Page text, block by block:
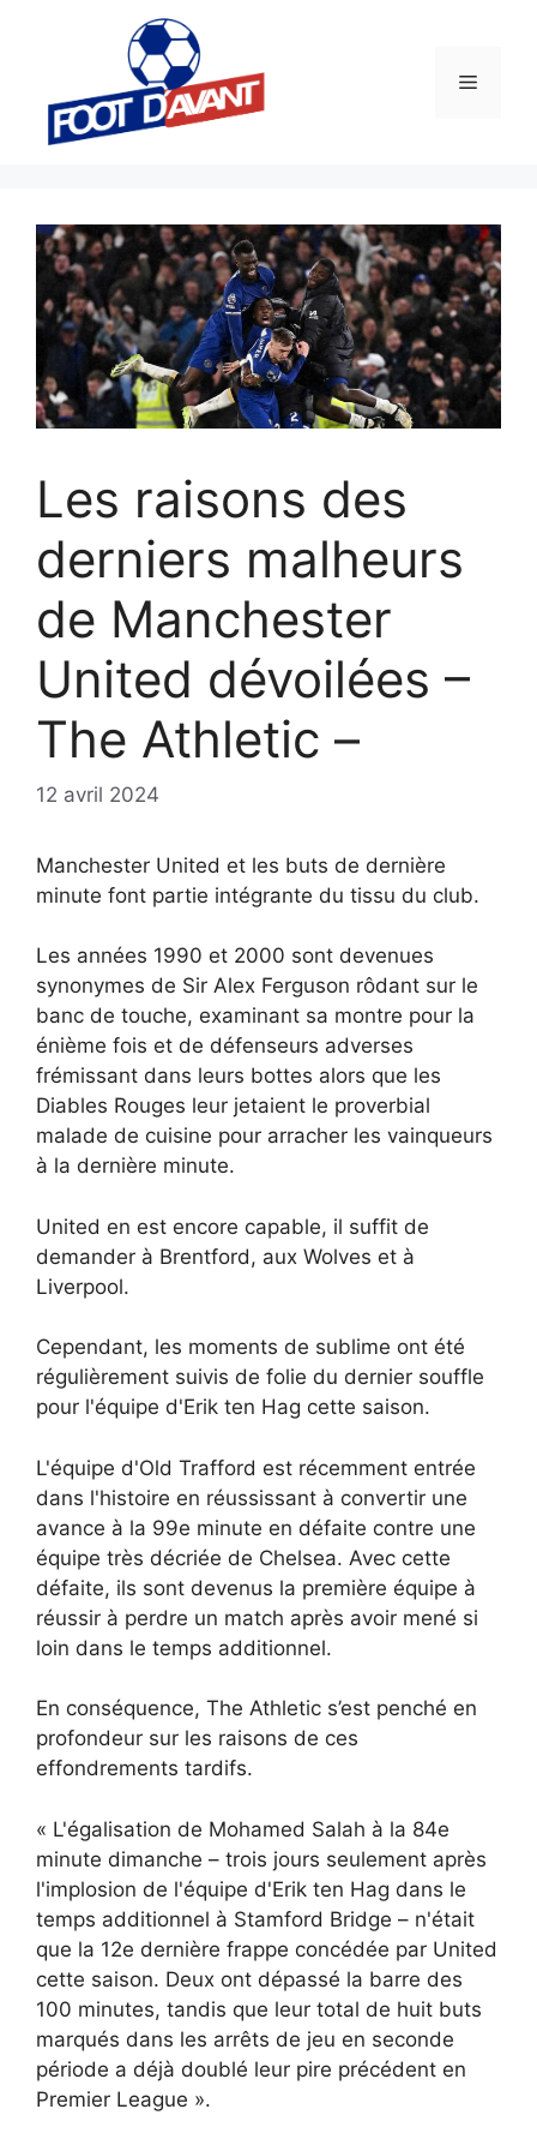
Menu
Les raisons des
derniers malheurs
de Manchester
United dévoilées –
The Athletic –
12 avril 2024
Manchester United et les buts de dernière
minute font partie intégrante du tissu du club.
Les années 1990 et 2000 sont devenues
synonymes de Sir Alex Ferguson rôdant sur le
banc de touche, examinant sa montre pour la
énième fois et de défenseurs adverses
frémissant dans leurs bottes alors que les
Diables Rouges leur jetaient le proverbial
malade de cuisine pour arracher les vainqueurs
à la dernière minute.
United en est encore capable, il suffit de
demander à Brentford, aux Wolves et à
Liverpool.
Cependant, les moments de sublime ont été
régulièrement suivis de folie du dernier souffle
pour l'équipe d'Erik ten Hag cette saison.
L'équipe d'Old Trafford est récemment entrée
dans l'histoire en réussissant à convertir une
avance à la 99e minute en défaite contre une
équipe très décriée de Chelsea. Avec cette
défaite, ils sont devenus la première équipe à
réussir à perdre un match après avoir mené si
loin dans le temps additionnel.
En conséquence, The Athletic s’est penché en
profondeur sur les raisons de ces
effondrements tardifs.
« L'égalisation de Mohamed Salah à la 84e
minute dimanche – trois jours seulement après
l'implosion de l'équipe d'Erik ten Hag dans le
temps additionnel à Stamford Bridge – n'était
que la 12e dernière frappe concédée par United
cette saison. Deux ont dépassé la barre des
100 minutes, tandis que leur total de huit buts
marqués dans les arrêts de jeu en seconde
période a déjà doublé leur pire précédent en
Premier League ».